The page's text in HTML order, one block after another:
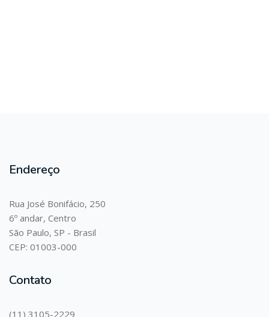
Endereço
Rua José Bonifácio, 250
6º andar, Centro
São Paulo, SP - Brasil
CEP: 01003-000
Contato
(11) 3105-2229